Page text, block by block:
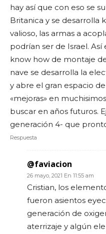
hay así que con eso se
Britanica y se desarrolla
valioso, las armas a
podrían ser de Israel.
know how de montaje
nave se desarrolla la
y abre el gran espacio
«mejoras» en
buscar en años futuros.
generación 4- que
Respuesta
@faviacion
26 mayo, 2021 En 11:55 am
Cristian, los
fueron asientos
generación de
aterrizaje y algún